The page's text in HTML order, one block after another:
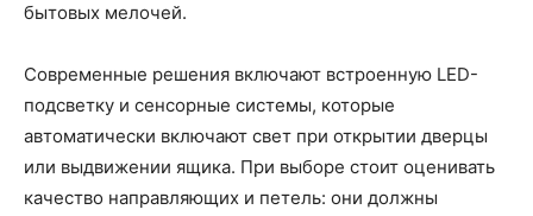
бытовых мелочей.
Современные решения включают встроенную LED-
подсветку и сенсорные системы, которые
автоматически включают свет при открытии дверцы
или выдвижении ящика. При выборе стоит оценивать
качество направляющих и петель: они должны